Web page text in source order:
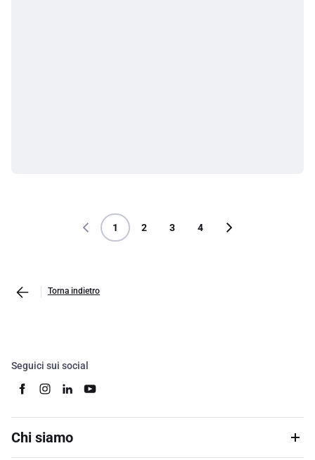
1 2 3 4
Torna indietro
Seguici sui social
Chi siamo